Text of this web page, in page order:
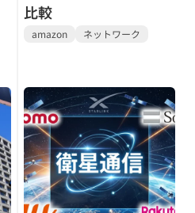
比較
amazon ネットワーク